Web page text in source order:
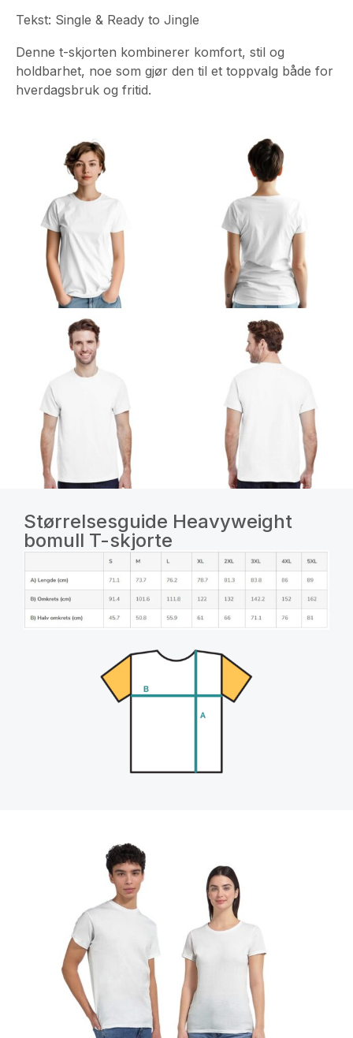
Tekst: Single & Ready to Jingle
Denne t-skjorten kombinerer komfort, stil og
holdbarhet, noe som gjør den til et toppvalg både for
hverdagsbruk og fritid.
Størrelsesguide Heavyweight
bomull T-skjorte